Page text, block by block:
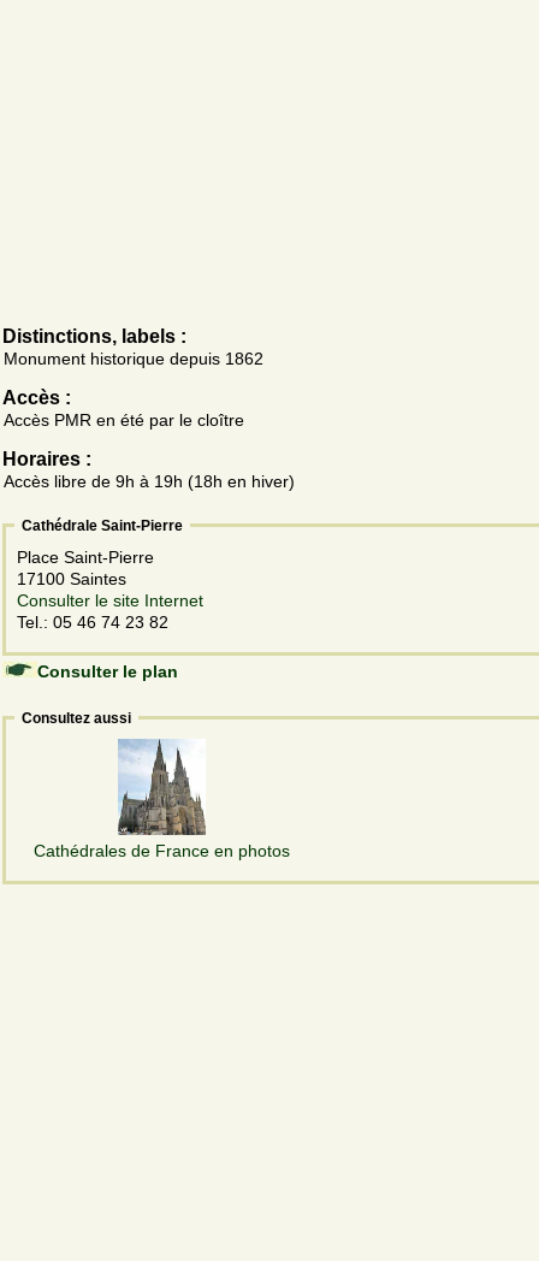
Distinctions, labels :
Monument historique depuis 1862
Accès :
Accès PMR en été par le cloître
Horaires :
Accès libre de 9h à 19h (18h en hiver)
Cathédrale Saint-Pierre
Place Saint-Pierre
17100 Saintes
Consulter le site Internet
Tel.: 05 46 74 23 82
Consulter le plan
Consultez aussi
Cathédrales de France en photos